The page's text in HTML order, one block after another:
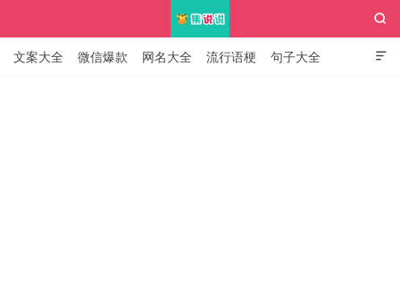

文案大全 微信爆款 网名大全 流行语梗 句子大全
